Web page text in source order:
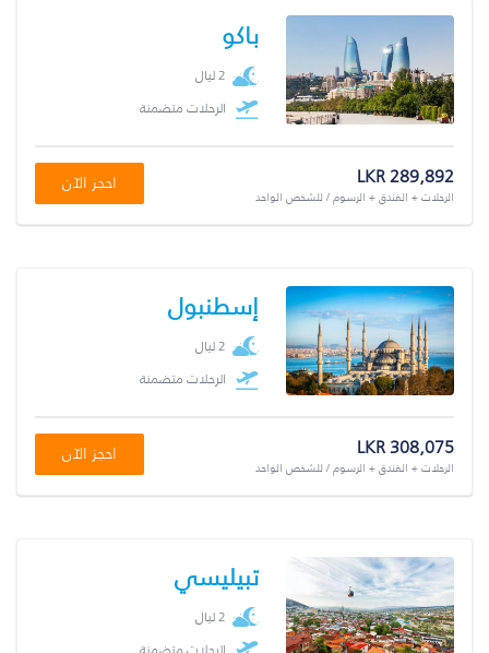
باكو
2 ليال
الرحلات متضمنة
LKR 289,892
الرحلات + الفندق + الرسوم / للشخص الواحد
احجز الآن
إسطنبول
2 ليال
الرحلات متضمنة
LKR 308,075
الرحلات + الفندق + الرسوم / للشخص الواحد
احجز الآن
تبيليسي
2 ليال